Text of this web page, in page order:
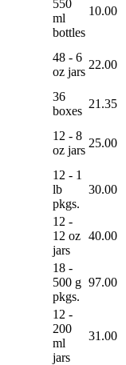
550
ml
bottles
10.00
48 - 6
oz jars
22.00
36
boxes
21.35
12 - 8
oz jars
25.00
12 - 1
lb
pkgs.
30.00
12 -
12 oz
jars
40.00
18 -
500 g
pkgs.
97.00
12 -
200
ml
jars
31.00